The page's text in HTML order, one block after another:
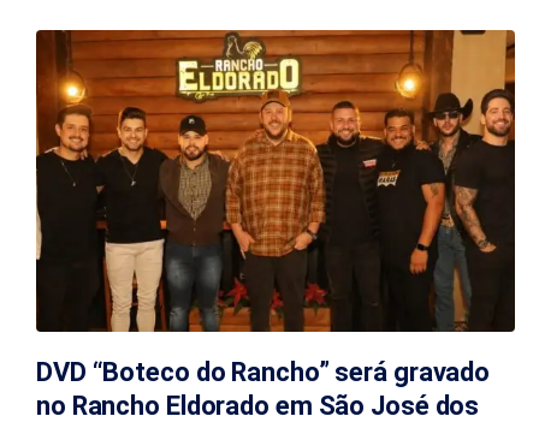
DVD “Boteco do Rancho” será gravado
no Rancho Eldorado em São José dos